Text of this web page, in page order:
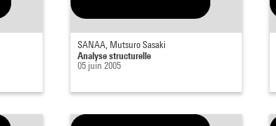
SANAA, Mutsuro Sasaki
Analyse structurelle
05 juin 2005